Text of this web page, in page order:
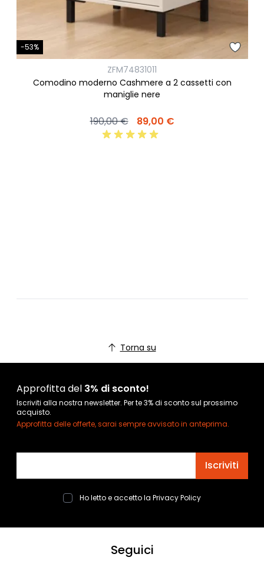
-53%
ZFM74831011
Comodino moderno Cashmere a 2 cassetti con
maniglie nere
190,00 € 89,00 €
Torna su
Approfitta del 3% di sconto!
Iscriviti alla nostra newsletter. Per te 3% di sconto sul prossimo
acquisto.
Approfitta delle offerte, sarai sempre avvisato in anteprima.
Iscriviti
Ho letto e accetto la Privacy Policy
Seguici